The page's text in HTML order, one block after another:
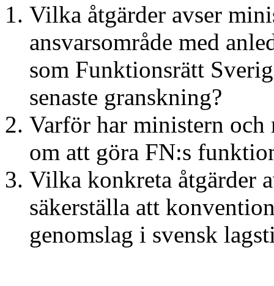
Vilka åtgärder avser
ansvarsområde med
som Funktionsrätt
senaste granskning?
Varför har ministern och
om att göra FN:s
Vilka konkreta åtgärder
säkerställa att
genomslag i svensk